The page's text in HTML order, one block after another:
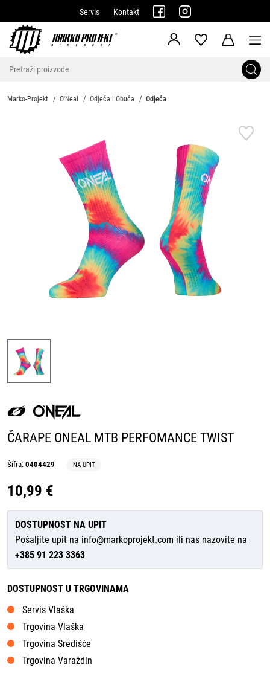
Servis Kontakt
Marko-Projekt O'Neal Odjeća i Obuća Odjeća
ČARAPE ONEAL MTB PERFOMANCE TWIST
Šifra: 0404429 NA UPIT
10,99 €
DOSTUPNOST NA UPIT
Pošaljite upit na info@markoprojekt.com ili nas nazovite na
+385 91 223 3363
DOSTUPNOST U TRGOVINAMA
Servis Vlaška
Trgovina Vlaška
Trgovina Središće
Trgovina Varaždin